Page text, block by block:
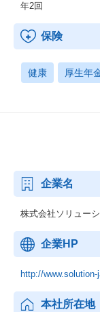
年2回
保険
健康 厚生年
企業名
株式会社ソリュー
企業HP
http://
本社所在地